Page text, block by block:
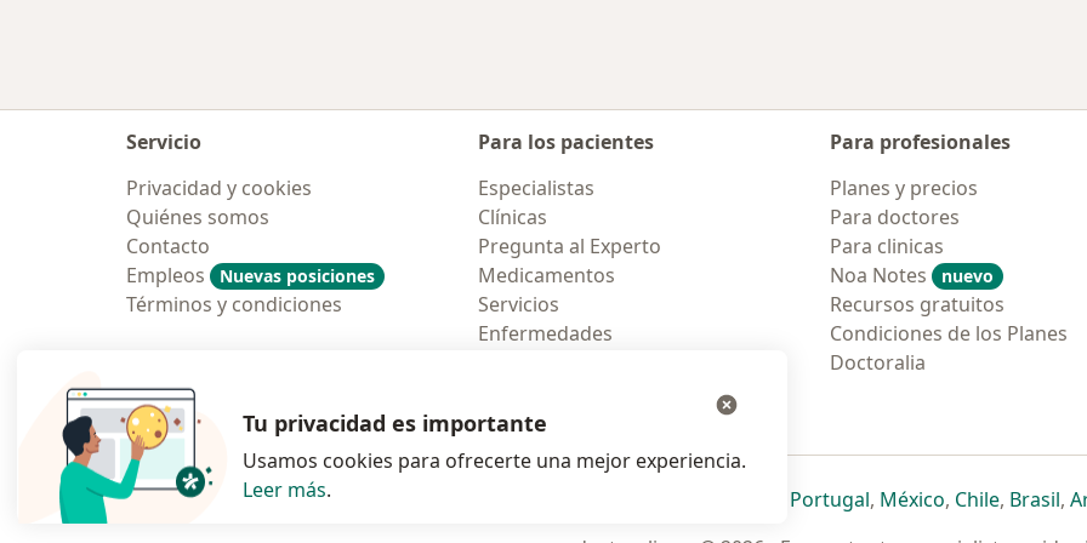
Servicio
Privacidad y cookies
Quiénes somos
Contacto
Empleos
Nuevas posiciones
Términos y condiciones
Para los pacientes
Especialistas
Clínicas
Pregunta al Experto
Medicamentos
Servicios
Enfermedades
Para profesionales
Planes y precios
Para doctores
Para clinicas
Noa Notes
nuevo
Recursos gratuitos
Condiciones de los Planes
Doctoralia
Polska se abre en una nueva pestaña
se abre en una nueva pestaña
se abre en una nueva pestaña
se abre en una nueva pestaña
Portugalse abre en una nueva
, Méxicose abre en una
, Chilese abre
, Brasilse
,
Tu privacidad es importante
Usamos cookies para ofrecerte una mejor experiencia.
Leer más.